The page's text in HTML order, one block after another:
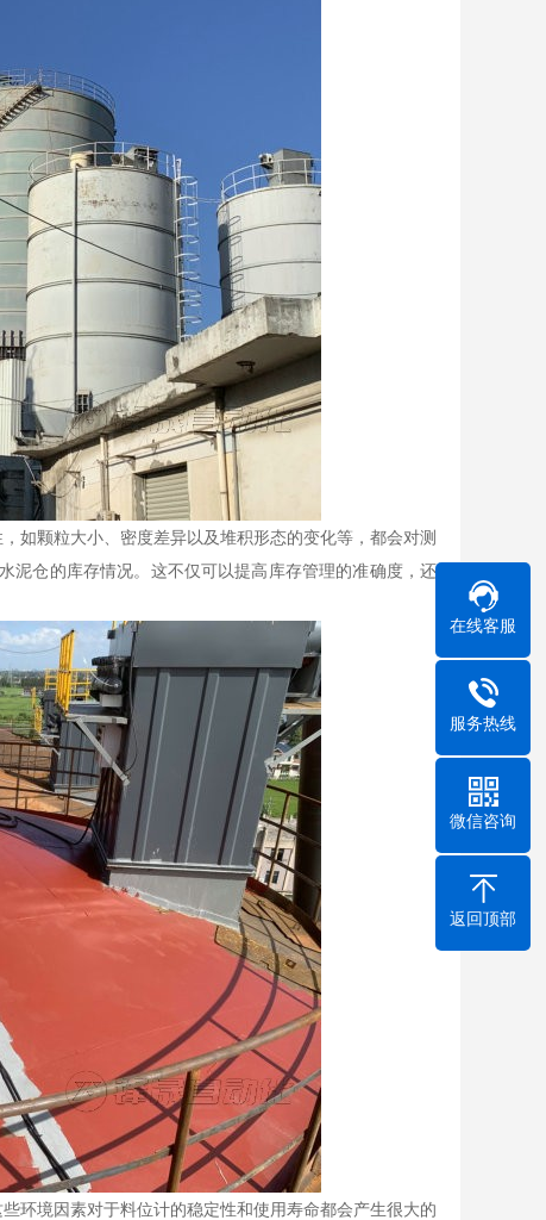
如颗粒大小、密度差异以及堆积形态的变化等，都会对测
泥仓的库存情况。这不仅可以提高库存管理的准确度，还
环境因素对于料位计的稳定性和使用寿命都会产生很大的
在线客服
服务热线
微信咨询
返回顶部